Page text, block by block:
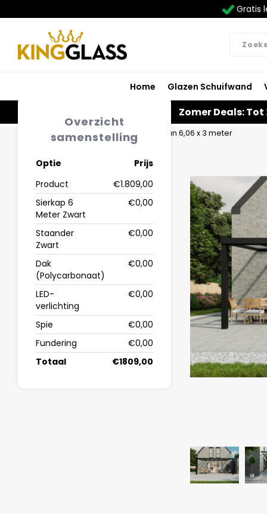
Gratis
Home Glazen Schuifwand
Zomer Deals: Tot
Terrasoverkapping in zwart van 6,06 x 3 meter
Overzicht
samenstelling
Optie
Prijs
Product
€1.809,00
Sierkap 6
Meter Zwart
€0,00
Staander
Zwart
€0,00
Dak
(Polycarbonaat)
€0,00
LED-
verlichting
€0,00
Spie
€0,00
Fundering
€0,00
Totaal
€1809,00